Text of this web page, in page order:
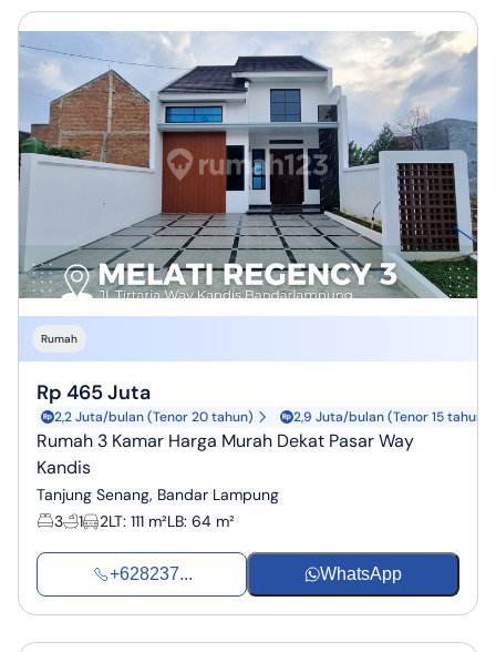
Rumah
Rp 465 Juta
2,2 Juta/bulan (Tenor 20 tahun) 2,9 Juta/bulan (Tenor 15 tahun)
Rumah 3 Kamar Harga Murah Dekat Pasar Way
Kandis
Tanjung Senang, Bandar Lampung
3
1 2LT: 111 m²LB: 64 m²
+628237... WhatsApp